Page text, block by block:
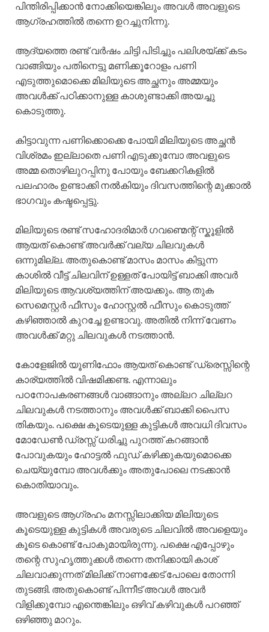
പിന്തിരിപ്പിക്കാൻ നോക്കിയെങ്കിലും അവൾ അവളുടെ
ആഗ്രഹത്തിൽ തന്നെ ഉറച്ചുനിന്നു.
ആദ്യത്തെ രണ്ട് വർഷം ചിട്ടി പിടിച്ചും പലിശയ്ക്ക് കടം
വാങ്ങിയും പതിനെട്ടു മണിക്കൂറോളം പണി
എടുത്തുമൊക്കെ മിലിയുടെ അച്ഛനും അമ്മയും
അവൾക്ക് പഠിക്കാനുള്ള കാശുണ്ടാക്കി അയച്ചു
കൊടുത്തു.
കിട്ടാവുന്ന പണിക്കൊക്കെ പോയി മിലിയുടെ അച്ഛൻ
വിശ്രമം ഇല്ലാതെ പണി എടുക്കുമ്പോ അവളുടെ
അമ്മ തൊഴിലുറപ്പിനു പോയും ബേക്കറികളിൽ
പലഹാരം ഉണ്ടാക്കി നൽകിയും ദിവസത്തിന്റെ മുക്കാൽ
ഭാഗവും കഷ്ടപ്പെട്ടു.
മിലിയുടെ രണ്ട് സഹോദരിമാർ ഗവണ്മെന്റ് സ്കൂളിൽ
ആയത് കൊണ്ട് അവർക്ക് വല്യ ചിലവുകൾ
ഒന്നുമില്ല. അതുകൊണ്ട് മാസം മാസം കിട്ടുന്ന
കാശിൽ വീട്ട് ചിലവിന് ഉള്ളത് പോയിട്ട് ബാക്കി അവർ
മിലിയുടെ ആവശ്യത്തിന് അയക്കും. ആ തുക
സെമെസ്റ്റർ ഫീസും ഹോസ്റ്റൽ ഫീസും കൊടുത്ത്
കഴിഞ്ഞാൽ കുറച്ചേ ഉണ്ടാവു. അതിൽ നിന്ന് വേണം
അവൾക്ക് മറ്റു ചിലവുകൾ നടത്താൻ.
കോളേജിൽ യൂണിഫോം ആയത് കൊണ്ട് ഡ്രെസ്സിന്റെ
കാര്യത്തിൽ വിഷമിക്കണ്ട. എന്നാലും
പഠനോപകരണങ്ങൾ വാങ്ങാനും അല്ലറ ചില്ലറ
ചിലവുകൾ നടത്താനും അവൾക്ക് ബാക്കി പൈസ
തികയും. പക്ഷെ കൂടെയുള്ള കുട്ടികൾ അവധി ദിവസം
മോഡേൺ ഡ്രസ്സ്‌ ധരിച്ചു പുറത്ത് കറങ്ങാൻ
പോവുകയും ഹോട്ടൽ ഫുഡ് കഴിക്കുകയുമൊക്കെ
ചെയ്യുമ്പോ അവൾക്കും അതുപോലെ നടക്കാൻ
കൊതിയാവും.
അവളുടെ ആഗ്രഹം മനസ്സിലാക്കിയ മിലിയുടെ
കൂടെയുള്ള കുട്ടികൾ അവരുടെ ചിലവിൽ അവളെയും
കൂടെ കൊണ്ട് പോകുമായിരുന്നു. പക്ഷെ എപ്പോഴും
തന്റെ സുഹൃത്തുക്കൾ തന്നെ തനിക്കായി കാശ്
ചിലവാക്കുന്നത് മിലിക്ക് നാണക്കേട് പോലെ തോന്നി
തുടങ്ങി. അതുകൊണ്ട് പിന്നീട് അവൾ അവർ
വിളിക്കുമ്പോ എന്തെങ്കിലും ഒഴിവ് കഴിവുകൾ പറഞ്ഞ്
ഒഴിഞ്ഞു മാറും.